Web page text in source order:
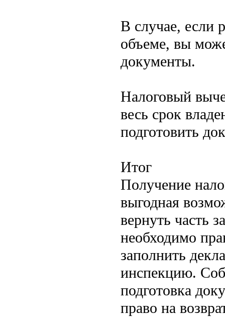
В случае, если
объеме, вы
документы.
Налоговый
весь срок
подготовить
Итог
Получение
выгодная
вернуть часть
необходимо
заполнить
инспекцию.
подготовка
право на